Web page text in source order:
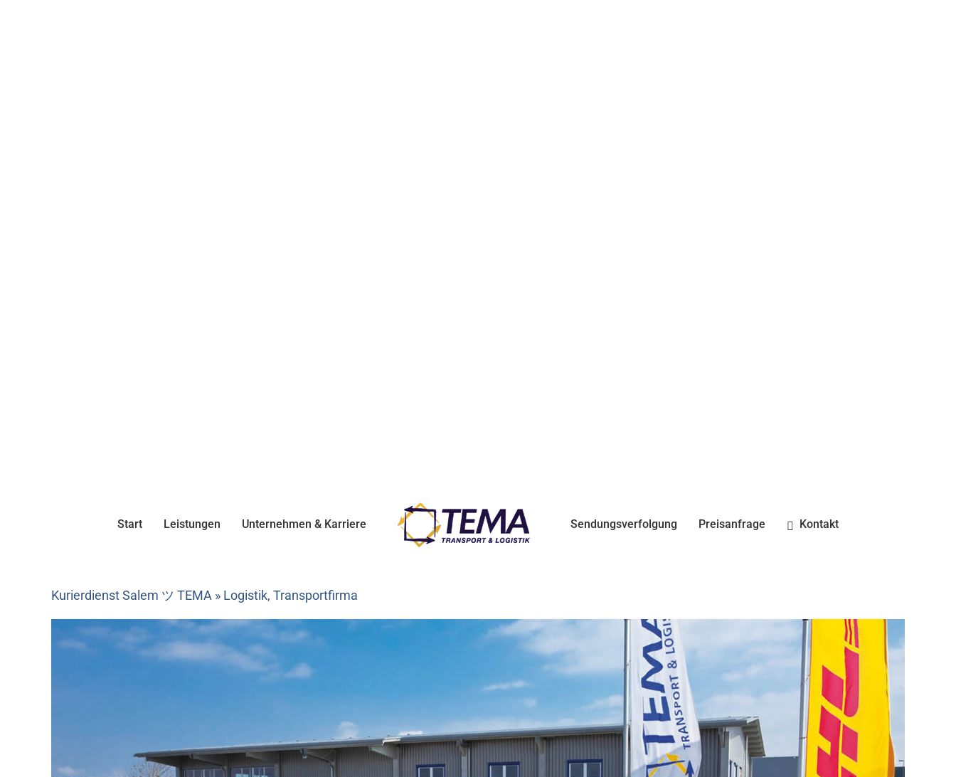
Start Leistungen Unternehmen & Karriere Sendungsverfolgung Preisanfrage Kontakt
Kurierdienst Salem ツ TEMA » Logistik, Transportfirma